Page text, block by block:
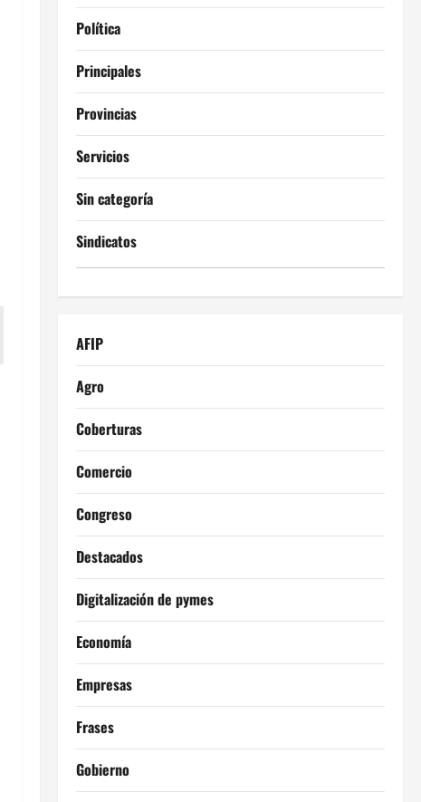
Política
Principales
Provincias
Servicios
Sin categoría
Sindicatos
AFIP
Agro
Coberturas
Comercio
Congreso
Destacados
Digitalización de pymes
Economía
Empresas
Frases
Gobierno